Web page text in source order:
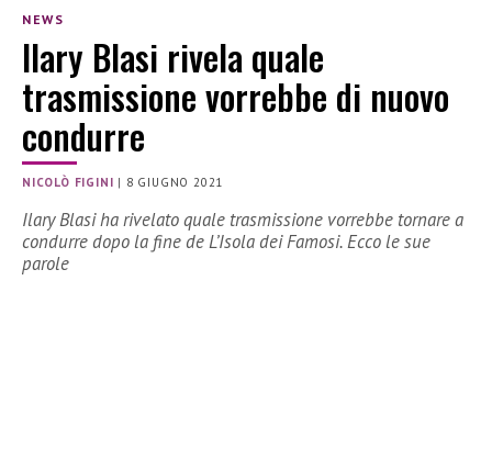
NEWS
Ilary Blasi rivela quale
trasmissione vorrebbe di nuovo
condurre
NICOLÒ FIGINI | 8 GIUGNO 2021
Ilary Blasi ha rivelato quale trasmissione vorrebbe tornare a
condurre dopo la fine de L’Isola dei Famosi. Ecco le sue
parole